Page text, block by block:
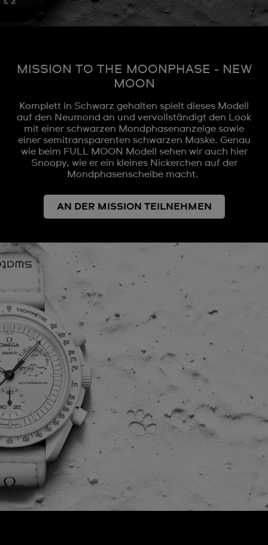
MISSION TO THE MOONPHASE - NEW
MOON
Komplett in Schwarz gehalten spielt dieses Modell
auf den Neumond an und vervollständigt den Look
mit einer schwarzen Mondphasenanzeige sowie
einer semitransparenten schwarzen Maske. Genau
wie beim FULL MOON Modell sehen wir auch hier
Snoopy, wie er ein kleines Nickerchen auf der
Mondphasenscheibe macht.
AN DER MISSION TEILNEHMEN